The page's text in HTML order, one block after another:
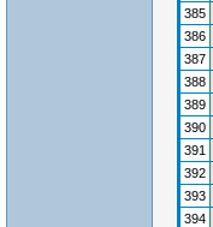
385
386
387
388
389
390
391
392
393
394